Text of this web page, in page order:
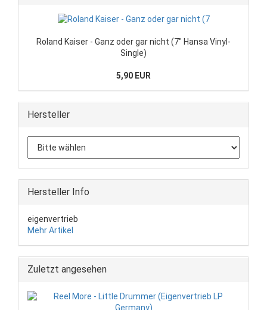
Roland Kaiser - Ganz oder gar nicht (7" Hansa Vinyl-
Single)
5,90 EUR
Hersteller
Hersteller Info
eigenvertrieb
Mehr Artikel
Zuletzt angesehen